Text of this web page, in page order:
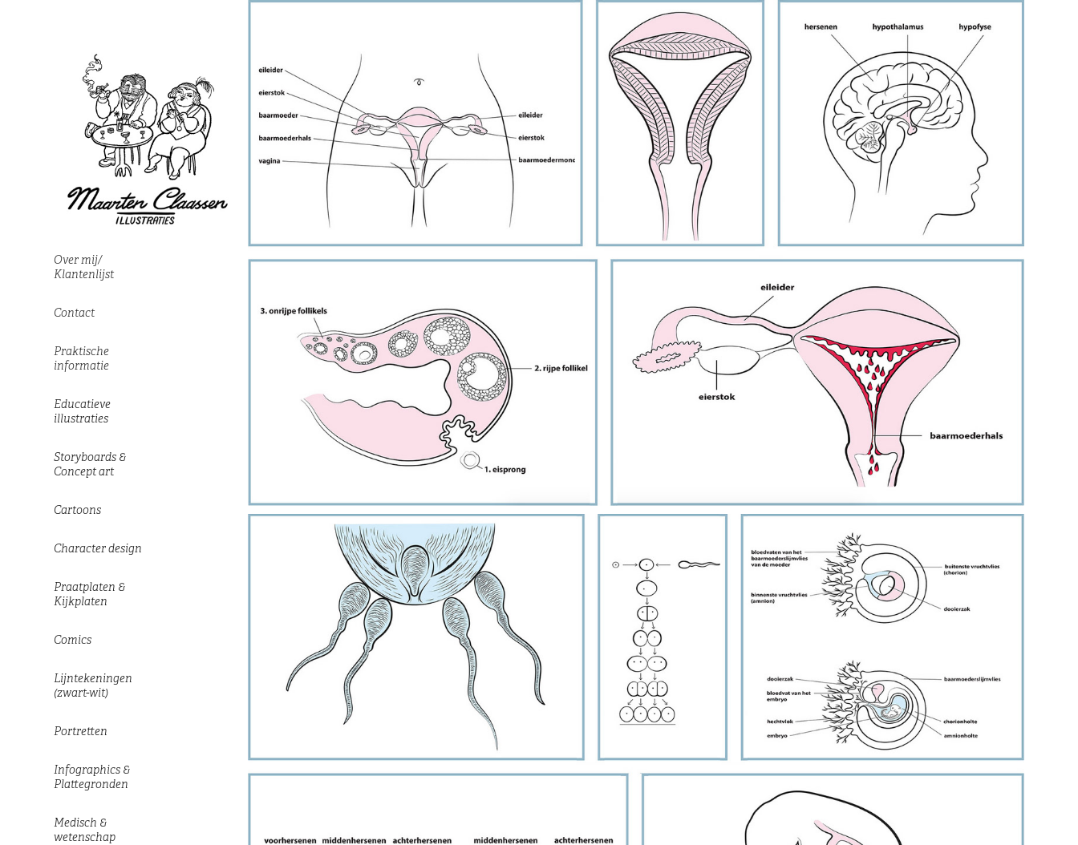
Over mij/
Klantenlijst
Contact
Praktische
informatie
Educatieve
illustraties
Storyboards &
Concept art
Cartoons
Character design
Praatplaten &
Kijkplaten
Comics
Lijntekeningen
(zwart-wit)
Portretten
Infographics &
Plattegronden
Medisch &
wetenschap